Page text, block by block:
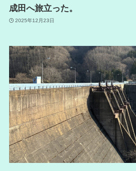
成田へ旅立った。
2025年12月23日